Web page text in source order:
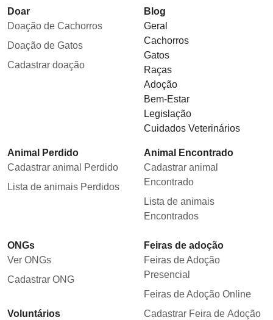
Doar
Doação de Cachorros
Doação de Gatos
Cadastrar doação
Blog
Geral
Cachorros
Gatos
Raças
Adoção
Bem-Estar
Legislação
Cuidados Veterinários
Animal Perdido
Cadastrar animal Perdido
Lista de animais Perdidos
Animal Encontrado
Cadastrar animal
Encontrado
Lista de animais
Encontrados
ONGs
Ver ONGs
Cadastrar ONG
Voluntários
Feiras de adoção
Feiras de Adoção
Presencial
Feiras de Adoção Online
Cadastrar Feira de Adoção